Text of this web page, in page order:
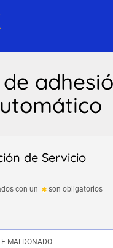
de Servicio
con un son obligatorios